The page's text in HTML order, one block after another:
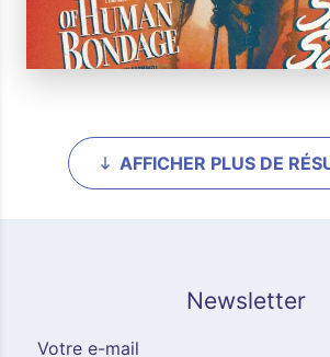
AFFICHER PLUS DE
Newsletter